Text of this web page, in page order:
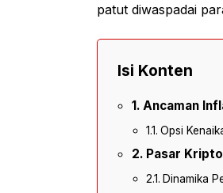
patut diwaspadai
Isi Konten
Ancaman
Opsi
Pasar
Dinamika